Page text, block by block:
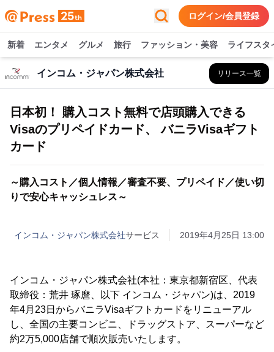
ログイン/会員登録
新着 エンタメ グルメ 旅行 ファッション・美容 ライフスタ
インコム・ジャパン株式会社 リリース一覧
日本初！ 購入コスト無料で店頭購入できる
Visaのプリペイドカード、 バニラVisaギフト
カード
～購入コスト／個人情報／審査不要、プリペイド／使い切
りで安心キャッシュレス～
インコム・ジャパン株式会社サービス 2019年4月25日 13:00
インコム・ジャパン株式会社(本社：東京都新宿区、代表
取締役：荒井 琢麿、以下 インコム・ジャパン)は、2019
年4月23日からバニラVisaギフトカードをリニューアル
し、全国の主要コンビニ、ドラッグストア、スーパーなど
約2万5,000店舗で順次販売いたします。